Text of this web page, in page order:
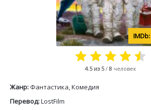
4.5из 5/ 8 человек
Жанр: Фантастика, Комедия
Перевод:LostFilm